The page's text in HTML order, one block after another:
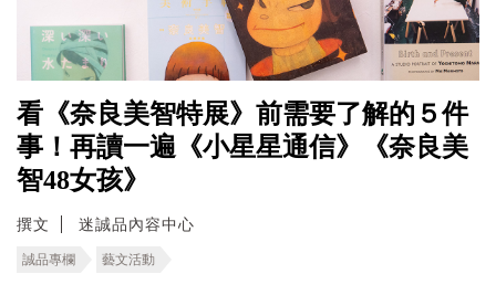
看《奈良美智特展》前需要了解的５件
事！再讀一遍《小星星通信》《奈良美
智48女孩》
撰文 迷誠品內容中心
誠品專欄 藝文活動